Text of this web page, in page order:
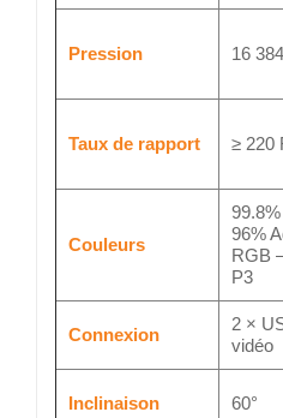
Pression 16
Taux de rapport ≥ 220
Couleurs
96%
RGB
P3
Connexion
2 ×
vidéo
Inclinaison 60°